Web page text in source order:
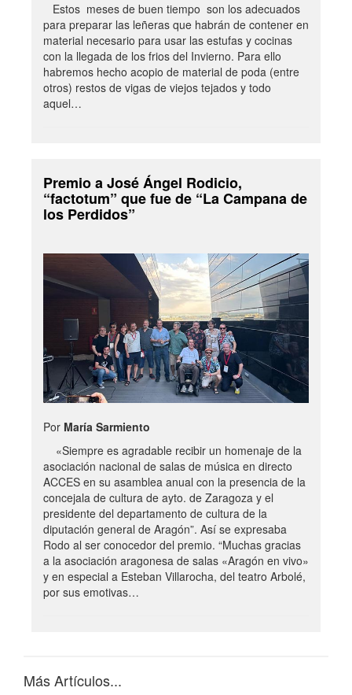
Estos meses de buen tiempo son los adecuados
para preparar las leñeras que habrán de contener en
material necesario para usar las estufas y cocinas
con la llegada de los frios del Invierno. Para ello
habremos hecho acopio de material de poda (entre
otros) restos de vigas de viejos tejados y todo
aquel…
Premio a José Ángel Rodicio,
“factotum” que fue de “La Campana de
los Perdidos”
Por María Sarmiento
«Siempre es agradable recibir un homenaje de la
asociación nacional de salas de música en directo
ACCES en su asamblea anual con la presencia de la
concejala de cultura de ayto. de Zaragoza y el
presidente del departamento de cultura de la
diputación general de Aragón”. Así se expresaba
Rodo al ser conocedor del premio. “Muchas gracias
a la asociación aragonesa de salas «Aragón en vivo»
y en especial a Esteban Villarocha, del teatro Arbolé,
por sus emotivas…
Más Artículos...